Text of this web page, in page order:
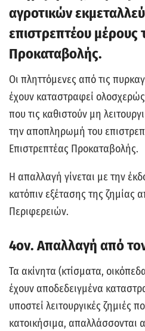
αγροτικών
επιστρεπτέου μέρους
Προκαταβολής.
Οι πληττόμενες από τις
έχουν καταστραφεί
που τις καθιστούν μη
την αποπληρωμή του
Επιστρεπτέας Προκαταβολής.
Η απαλλαγή γίνεται με την
κατόπιν εξέτασης της ζημίας
Περιφερειών.
4ον. Απαλλαγή από
Τα ακίνητα (κτίσματα,
έχουν αποδεδειγμένα
υποστεί λειτουργικές ζημιές
κατοικήσιμα, απαλλάσσονται